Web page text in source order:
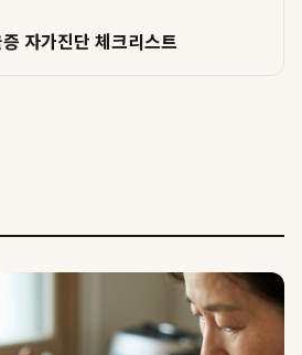
자가진단 체크리스트